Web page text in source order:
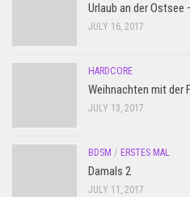
Urlaub an der Ostsee
JULY 16, 2017
HARDCORE
Weihnachten mit der
JULY 13, 2017
BDSM / ERSTES MAL
Damals 2
JULY 11, 2017